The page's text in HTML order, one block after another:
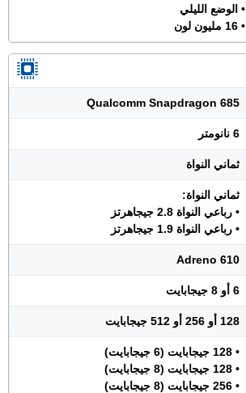
• الوضع الليلي
• 16 مليون لون
Qualcomm Snapdragon 685
6 نانومتر
ثماني النواة
ثماني النواة:
• رباعي النواة 2.8 جيجاهرتز
• رباعي النواة 1.9 جيجاهرتز
Adreno 610
6 أو 8 جيجابايت
128 أو 256 أو 512 جيجابايت
• 128 جيجابايت (6 جيجابايت)
• 128 جيجابايت (8 جيجابايت)
• 256 جيجابايت (8 جيجابايت)